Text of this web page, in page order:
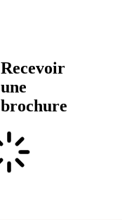
Recevoir
une
brochure